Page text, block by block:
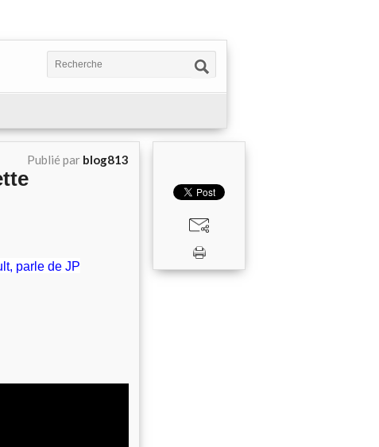
Publié par blog813
parle de JP